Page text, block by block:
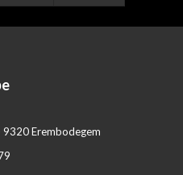
9320 Erembodegem